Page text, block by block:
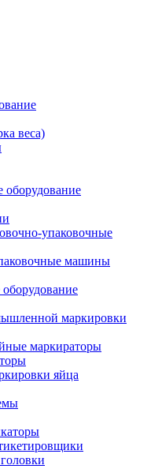
веса)
оборудование
упаковочные
машины
маркировки
маркираторы
яйца